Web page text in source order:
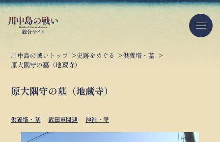
川中島の戦いトップ 史跡をめぐる
供養塔・墓
原大隅守の墓（地蔵寺）
原大隅守の墓（地蔵寺）
供養塔・墓 武田軍関連 神社・寺